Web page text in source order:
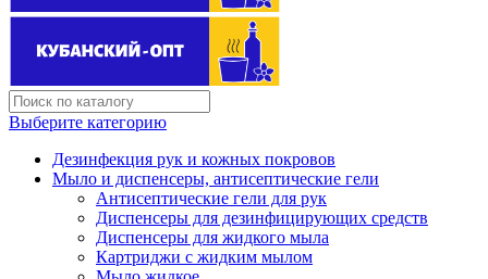
Выберите категорию
Дезинфекция рук и кожных покровов
Мыло и диспенсеры, антисептические гели
Антисептические гели для рук
Диспенсеры для дезинфицирующих средств
Диспенсеры для жидкого мыла
Картриджи с жидким мылом